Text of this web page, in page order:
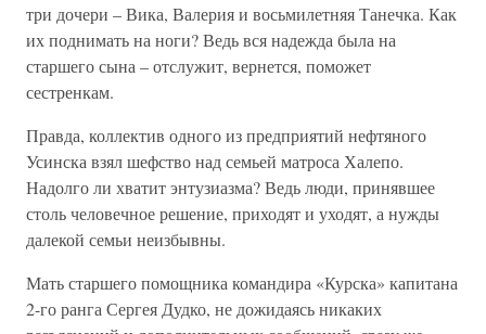
три дочери – Вика, Валерия и восьмилетняя Танечка. Как
их поднимать на ноги? Ведь вся надежда была на
старшего сына – отслужит, вернется, поможет
сестренкам.
Правда, коллектив одного из предприятий нефтяного
Усинска взял шефство над семьей матроса Халепо.
Надолго ли хватит энтузиазма? Ведь люди, принявшее
столь человечное решение, приходят и уходят, а нужды
далекой семьи неизбывны.
Мать старшего помощника командира «Курска» капитана
2-го ранга Сергея Дудко, не дожидаясь никаких